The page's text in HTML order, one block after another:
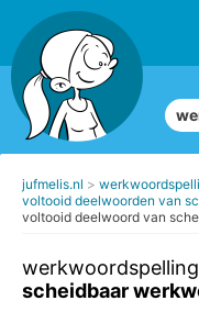
jufmelis.nl
voltooid deelwoorden van
voltooid deelwoord van
scheidbaar